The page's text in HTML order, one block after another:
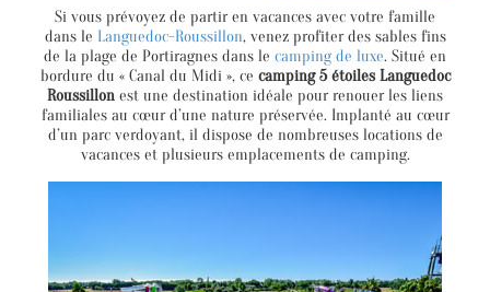
Si vous prévoyez de partir en vacances avec votre famille
dans le Languedoc-Roussillon, venez profiter des sables fins
de la plage de Portiragnes dans le camping de luxe. Situé en
bordure du « Canal du Midi », ce camping 5 étoiles Languedoc
Roussillon est une destination idéale pour renouer les liens
familiales au cœur d’une nature préservée. Implanté au cœur
d’un parc verdoyant, il dispose de nombreuses locations de
vacances et plusieurs emplacements de camping.